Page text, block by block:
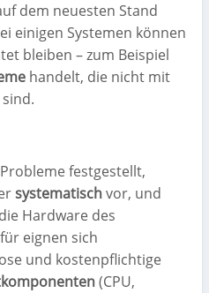
dem neuesten Stand
einigen Systemen können
bleiben – zum Beispiel
handelt, die nicht mit
festgestellt,
systematischvor, und
Hardware des
eignen sich
und kostenpflichtige
(CPU,